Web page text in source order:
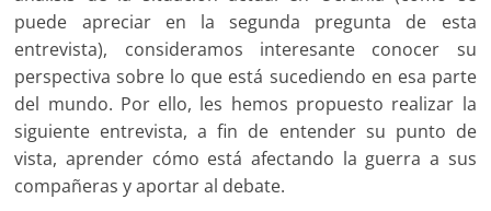
puede apreciar en la segunda pregunta de esta
entrevista), consideramos interesante conocer su
perspectiva sobre lo que está sucediendo en esa parte
del mundo. Por ello, les hemos propuesto realizar la
siguiente entrevista, a fin de entender su punto de
vista, aprender cómo está afectando la guerra a sus
compañeras y aportar al debate.